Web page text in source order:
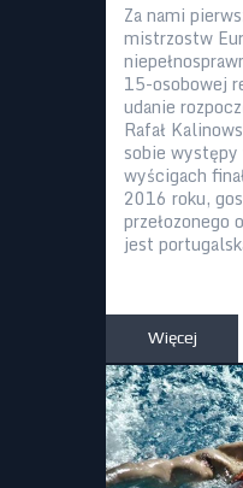
Za nami
mistrzostw
15-osobowej
udanie
Rafał
sobie występy
wyścigach
2016 roku,
przełozonego
jest
Więcej